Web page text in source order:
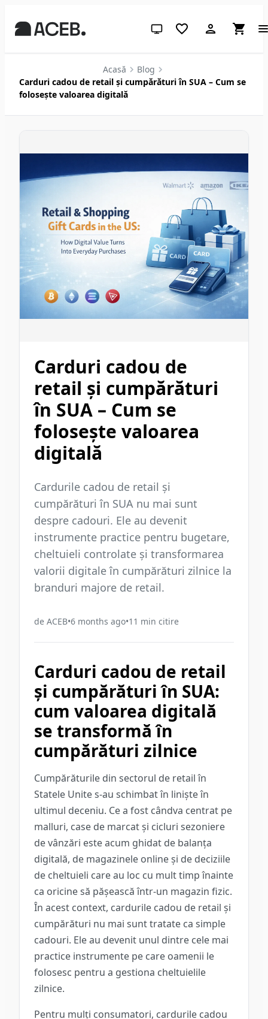
Temă sistem (apasă pentru
Acasă
Blog
Carduri cadou de retail și cumpărături în SUA – Cum se
folosește valoarea digitală
Carduri cadou de
retail și cumpărături
în SUA – Cum se
folosește valoarea
digitală
Cardurile cadou de retail și
cumpărături în SUA nu mai sunt
despre cadouri. Ele au devenit
instrumente practice pentru bugetare,
cheltuieli controlate și transformarea
valorii digitale în cumpărături zilnice la
branduri majore de retail.
de ACEB•6 months ago•11 min citire
Carduri cadou de retail
și cumpărături în SUA:
cum valoarea digitală
se transformă în
cumpărături zilnice
Cumpărăturile din sectorul de retail în
Statele Unite s-au schimbat în liniște în
ultimul deceniu. Ce a fost cândva centrat pe
malluri, case de marcat și cicluri sezoniere
de vânzări este acum ghidat de balanța
digitală, de magazinele online și de deciziile
de cheltuieli care au loc cu mult timp înainte
ca oricine să pășească într-un magazin fizic.
În acest context, cardurile cadou de retail și
cumpărături nu mai sunt tratate ca simple
cadouri. Ele au devenit unul dintre cele mai
practice instrumente pe care oamenii le
folosesc pentru a gestiona cheltuielile
zilnice.
Pentru mulți consumatori, cardurile cadou